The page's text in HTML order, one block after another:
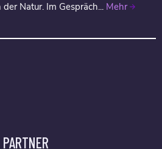
Natur. Im Gespräch... Mehr
PARTNER